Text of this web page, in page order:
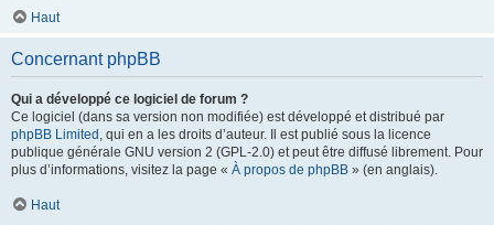
Haut
Concernant phpBB
Qui a développé ce logiciel de forum ?
Ce logiciel (dans sa version non modifiée) est développé et distribué par
phpBB Limited , qui en a les droits d’auteur. Il est publié sous la licence
publique générale GNU version 2 (GPL-2.0) et peut être diffusé librement. Pour
plus d’informations, visitez la page « À propos de phpBB » (en anglais).
Haut